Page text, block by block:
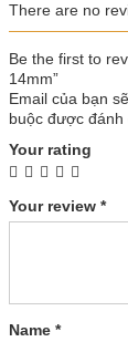
There are no
Be the first to
14mm”
Email của bạn
buộc được đánh
Your rating
Your review *
Name *